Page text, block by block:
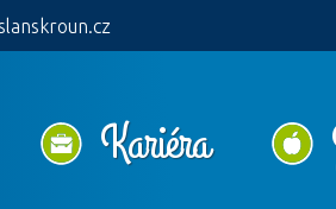
Kariéra